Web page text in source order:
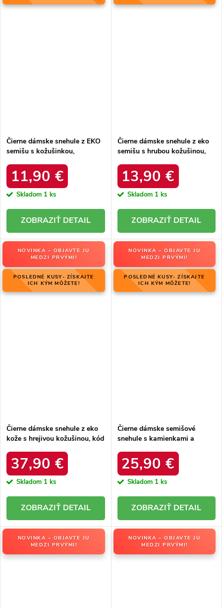
Čierne dámske snehule z EKO
semišu s kožušinkou,
11,90 €
Skladom 1 ks
DETAIL
Čierne dámske snehule z eko
semišu s hrubou kožušinou,
BLACK
13,90 €
Skladom 1 ks
DETAIL
NOVINKA – OBJAVTE JU
MEDZI PRVÝMI!
POSLEDNÉ KUSY- ZÍSKAJTE
ICH KÝM MÔŽETE!
Čierne dámske snehule z eko
kože s hrejivou kožušinou, kód
BLACK
37,90 €
Skladom 1 ks
DETAIL
NOVINKA – OBJAVTE JU
MEDZI PRVÝMI!
POSLEDNÉ KUSY- ZÍSKAJTE
ICH KÝM MÔŽETE!
Čierne dámske semišové
snehule s kamienkami a
W8009 BLACK
25,90 €
Skladom 1 ks
DETAIL
NOVINKA – OBJAVTE JU
MEDZI PRVÝMI!
NOVINKA – OBJAVTE JU
MEDZI PRVÝMI!